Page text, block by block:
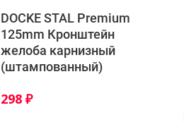
DOCKE STAL Premium
125mm Кронштейн
желоба карнизный
(штампованный)
298 ₽